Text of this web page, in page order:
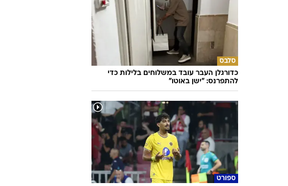
סלבס
כדורגלן העבר עובד במשלוחים בלילות כדי
להתפרנס: "ישן באוטו"
ספורט